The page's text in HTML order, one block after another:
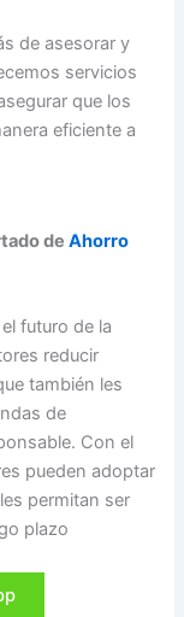
de asesorar y
servicios
que los
eficiente a
deAhorro
futuro de la
reducir
también les
de
Con el
pueden adoptar
permitan ser
plazo